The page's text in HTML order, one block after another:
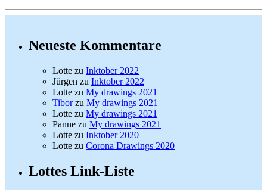
Neueste Kommentare
Lotte zu Inktober 2022
Jürgen zu Inktober 2022
Lotte zu My drawings 2021
Tiborzu My drawings 2021
Lotte zu My drawings 2021
Panne zu My drawings 2021
Lotte zu Inktober 2020
Lotte zu Corona Drawings 2020
Lottes Link-Liste